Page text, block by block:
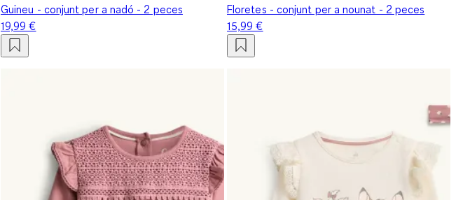
Guineu - conjunt per a nadó - 2 peces
19,99 €
Floretes - conjunt per a nounat - 2 peces
15,99 €